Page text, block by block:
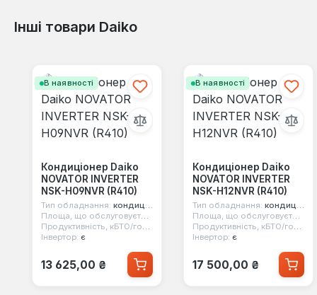
Інші товари Daiko
В наявності
Кондиціонер Daiko
NOVATOR INVERTER
NSK-H09NVR (R410)
Тип обладнання: кондиціонер настінний
Інвертор: є
Звичайна ціна:
13 625,00 ₴
В наявності
Кондиціонер Daiko
NOVATOR INVERTER
NSK-H12NVR (R410)
Тип обладнання: кондиціонер настінний
Інвертор: є
Звичайна ціна:
17 500,00 ₴